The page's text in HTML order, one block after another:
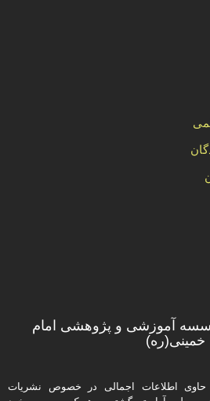
آموزشی و پژوهشی امام
خمینی(ره)
حاوی اطلاعات اجمالی در خصوص نشریات